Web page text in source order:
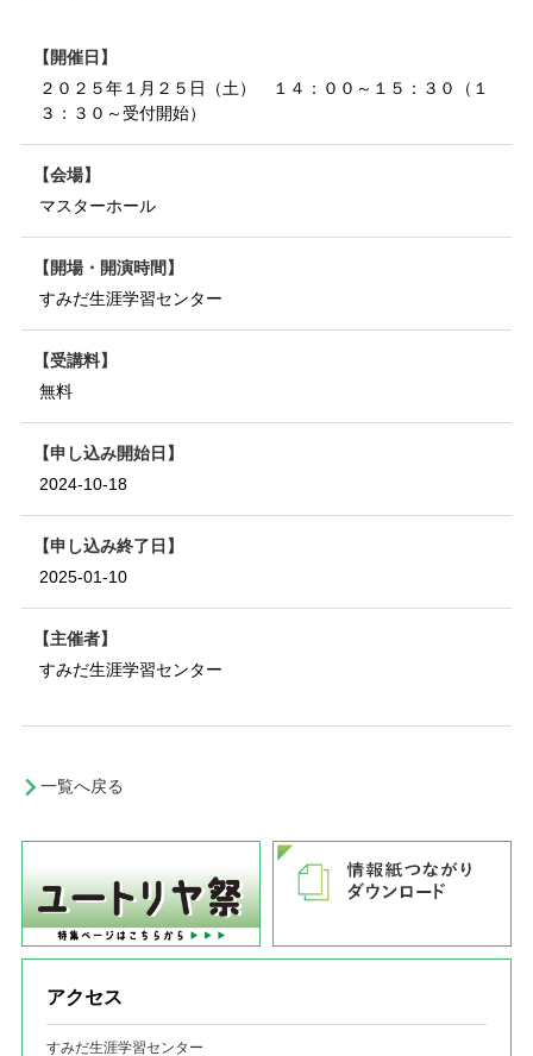
開催日
２０２５年１月２５日（土） １４：００～１５：３０（１
３：３０～受付開始）
会場
マスターホール
開場・開演時間
すみだ生涯学習センター
受講料
無料
申し込み開始日
2024-10-18
申し込み終了日
2025-01-10
主催者
すみだ生涯学習センター
一覧へ戻る
アクセス
すみだ生涯学習センター